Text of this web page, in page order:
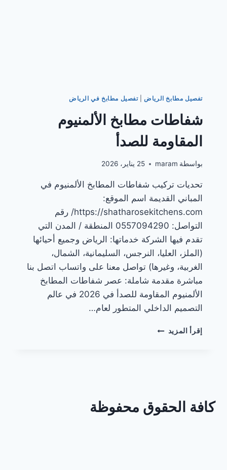
تفصيل مطابخ الرياض |تفصيل مطابخ في الرياض
شفاطات مطابخ الألمنيوم
المقاومة للصدأ
بواسطة maram 25 يناير، 2026
تحديات تركيب شفاطات المطابخ الألمنيوم في
المباني القديمة اسم الموقع:
https://shatharosekitchens.com/ رقم
التواصل: 0557094290 المنطقة / المدن التي
تقدم فيها الشركة خدماتها: الرياض وجميع أحيائها
(الملز، العليا، النرجس، السليمانية، الشمال،
الغربية، وغيرها) تواصل معنا على واتساب اتصل بنا
مباشرة مقدمة شاملة: عصر شفاطات المطابخ
الألمنيوم المقاومة للصدأ في 2026 في عالم
التصميم الداخلي المتطور لعام…
إقرأ المزيد شفاطات
كافة الحقوق محفوظة